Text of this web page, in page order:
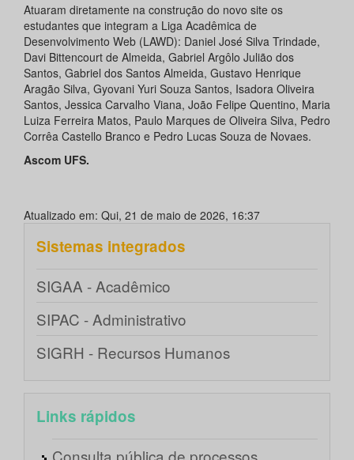
Atuaram diretamente na construção do novo site os
estudantes que integram a Liga Acadêmica de
Desenvolvimento Web (LAWD): Daniel José Silva Trindade,
Davi Bittencourt de Almeida, Gabriel Argôlo Julião dos
Santos, Gabriel dos Santos Almeida, Gustavo Henrique
Aragão Silva, Gyovani Yuri Souza Santos, Isadora Oliveira
Santos, Jessica Carvalho Viana, João Felipe Quentino, Maria
Luiza Ferreira Matos, Paulo Marques de Oliveira Silva, Pedro
Corrêa Castello Branco e Pedro Lucas Souza de Novaes.
Ascom UFS.
Atualizado em: Qui, 21 de maio de 2026, 16:37
Sistemas integrados
SIGAA - Acadêmico
SIPAC - Administrativo
SIGRH - Recursos Humanos
Links rápidos
Consulta pública de processos